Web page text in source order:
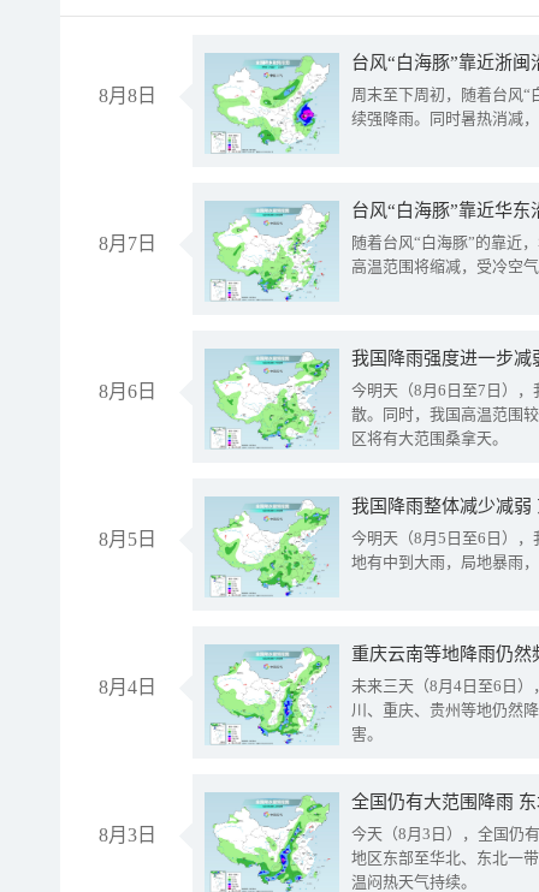
8月8日
台风“白海豚”靠近浙
周末至下周初，随着台风“
续强降雨。同时暑热消减
8月7日
台风“白海豚”靠近华
随着台风“白海豚”的靠近
高温范围将缩减，受冷空
8月6日
今明天（8月6日至7日）
散。同时，我国高温范围
区将有大范围桑拿天。
8月5日
我国降雨整体减少减弱
今明天（8月5日至6日）
地有中到大雨，局地暴雨
8月4日
重庆云南等地降雨仍然
未来三天（8月4日至6日
川、重庆、贵州等地仍然
害。
8月3日
全国仍有大范围降雨
今天（8月3日），全国仍
地区东部至华北、东北一
温闷热天气持续。